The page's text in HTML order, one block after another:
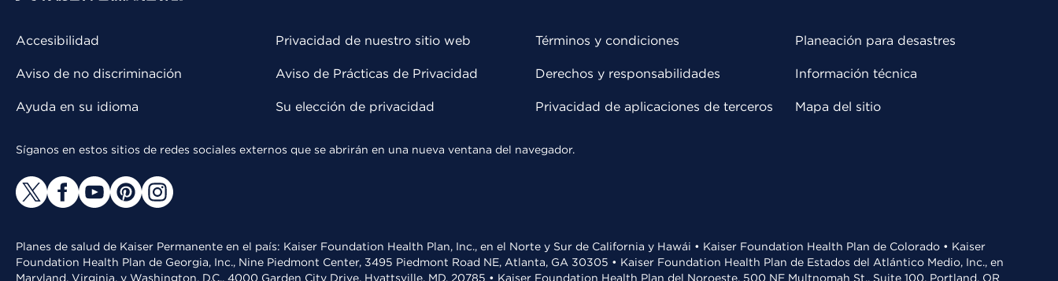
Accesibilidad
Aviso de no discriminación
Ayuda en su idioma
Privacidad de nuestro sitio web
Aviso de Prácticas de Privacidad
Su elección de privacidad
Términos y condiciones
Derechos y responsabilidades
Privacidad de aplicaciones de terceros
Planeación para desastres
Información técnica
Mapa del sitio
Síganos en estos sitios de redes sociales externos que se abrirán en una nueva ventana del navegador.
Planes de salud de Kaiser Permanente en el país: Kaiser Foundation Health Plan, Inc., en el Norte y Sur de California y Hawái • Kaiser Foundation Health Plan de Colorado • Kaiser
Foundation Health Plan de Georgia, Inc., Nine Piedmont Center, 3495 Piedmont Road NE, Atlanta, GA 30305 • Kaiser Foundation Health Plan de Estados del Atlántico Medio, Inc., en
Maryland, Virginia, y Washington, D.C., 4000 Garden City Drive, Hyattsville, MD, 20785 • Kaiser Foundation Health Plan del Noroeste, 500 NE Multnomah St., Suite 100, Portland, OR